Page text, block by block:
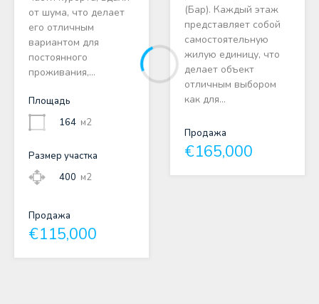
от шума, что делает
его отличным
вариантом для
постоянного
проживания,…
Площадь
164 м2
Размер участка
400 м2
Продажа
€115,000
(Бар). Каждый этаж
представляет собой
самостоятельную
жилую единицу, что
делает объект
отличным выбором
как для…
Продажа
€165,000